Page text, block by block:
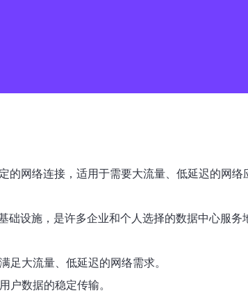
的网络连接，适用于需要大流量、低延迟的网
础设施，是许多企业和个人选择的数据中心服
足大流量、低延迟的网络需求。
户数据的稳定传输。